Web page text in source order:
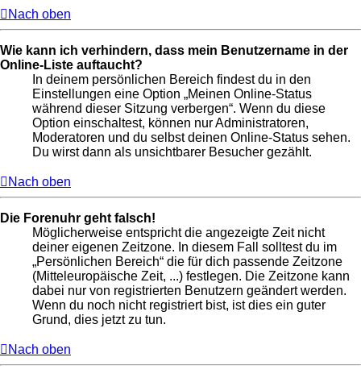
Nach oben
Wie kann ich verhindern, dass mein Benutzername in der
Online-Liste auftaucht?
In deinem persönlichen Bereich findest du in den
Einstellungen eine Option „Meinen Online-Status
während dieser Sitzung verbergen“. Wenn du diese
Option einschaltest, können nur Administratoren,
Moderatoren und du selbst deinen Online-Status sehen.
Du wirst dann als unsichtbarer Besucher gezählt.
Nach oben
Die Forenuhr geht falsch!
Möglicherweise entspricht die angezeigte Zeit nicht
deiner eigenen Zeitzone. In diesem Fall solltest du im
„Persönlichen Bereich“ die für dich passende Zeitzone
(Mitteleuropäische Zeit, ...) festlegen. Die Zeitzone kann
dabei nur von registrierten Benutzern geändert werden.
Wenn du noch nicht registriert bist, ist dies ein guter
Grund, dies jetzt zu tun.
Nach oben